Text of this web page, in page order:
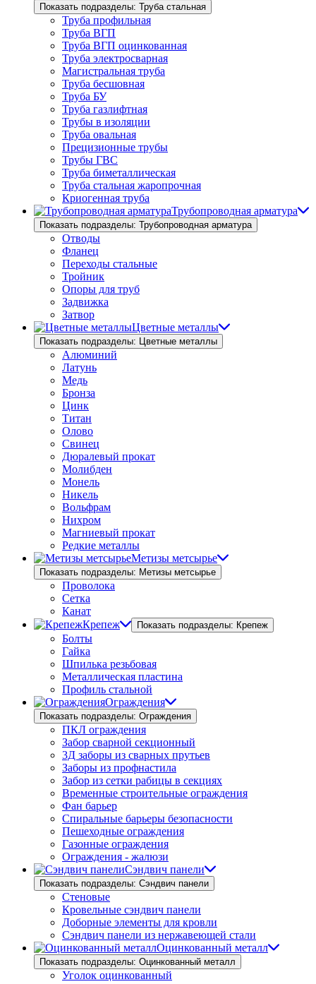
Показать подразделы: Труба стальная
Труба профильная
Труба ВГП
Труба ВГП оцинкованная
Труба электросварная
Магистральная труба
Труба бесшовная
Труба БУ
Труба газлифтная
Трубы в изоляции
Труба овальная
Прецизионные трубы
Трубы ГВС
Труба биметаллическая
Труба стальная жаропрочная
Криогенная труба
Трубопроводная арматура
Показать подразделы: Трубопроводная арматура
Отводы
Фланец
Переходы стальные
Тройник
Опоры для труб
Задвижка
Затвор
Цветные металлы
Показать подразделы: Цветные металлы
Алюминий
Латунь
Медь
Бронза
Цинк
Титан
Олово
Свинец
Дюралевый прокат
Молибден
Монель
Никель
Вольфрам
Нихром
Магниевый прокат
Редкие металлы
Метизы метсырье
Показать подразделы: Метизы метсырье
Проволока
Сетка
Канат
Крепеж
Показать подразделы: Крепеж
Болты
Гайка
Шпилька резьбовая
Металлическая пластина
Профиль стальной
Ограждения
Показать подразделы: Ограждения
ПКЛ ограждения
Забор сварной секционный
3Д заборы из сварных прутьев
Заборы из профнастила
Забор из сетки рабицы в секциях
Временные строительные ограждения
Фан барьер
Спиральные барьеры безопасности
Пешеходные ограждения
Газонные ограждения
Ограждения - жалюзи
Сэндвич панели
Показать подразделы: Сэндвич панели
Стеновые
Кровельные сэндвич панели
Доборные элементы для кровли
Сэндвич панели из нержавеющей стали
Оцинкованный металл
Показать подразделы: Оцинкованный металл
Уголок оцинкованный